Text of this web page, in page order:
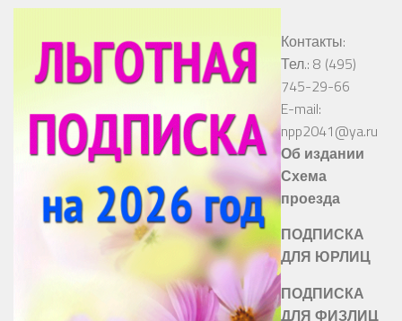
Контакты:
Тел.: 8 (495)
745-29-66
E-mail:
npp2041@ya.ru
Об издании
Схема
проезда
ПОДПИСКА
ДЛЯ ЮРЛИЦ
ПОДПИСКА
ДЛЯ ФИЗЛИЦ